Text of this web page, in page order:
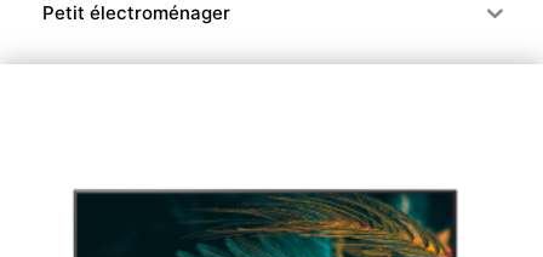
Petit électroménager